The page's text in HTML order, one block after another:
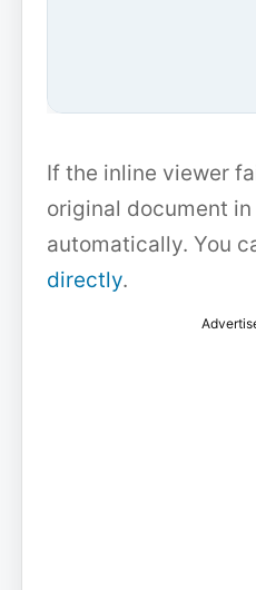
If the inline viewer
original document
automatically. You
directly.